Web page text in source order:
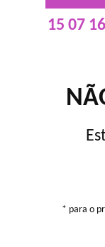
15 07
* para o